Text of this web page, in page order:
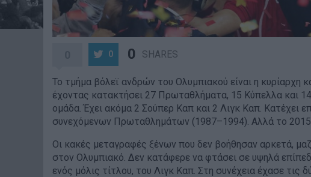
0 SHARES
0
Το τμήμα βόλεϊ ανδρών του Ολυμπιακού είναι η κυρίαρχη
έχοντας κατακτήσει 27 Πρωταθλήματα, 15 Κύπελλα και
ομάδα. Έχει ακόμα 2 Σούπερ Καπ και 2 Λιγκ Καπ. Κατέχει
συνεχόμενων Πρωταθλημάτων (1987–1994). Αλλά το 2015
Οι κακές μεταγραφές ξένων που δεν βοήθησαν αρκετά,
στον Ολυμπιακό. Δεν κατάφερε να φτάσει σε υψηλά
ενός μόλις τίτλου, του Λιγκ Καπ. Στη συνέχεια έχασε